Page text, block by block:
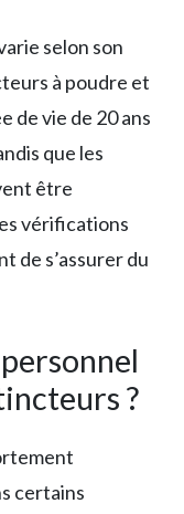
selon son
à poudre et
de vie de 20 ans
que les
être
vérifications
de s’assurer du
?
certains